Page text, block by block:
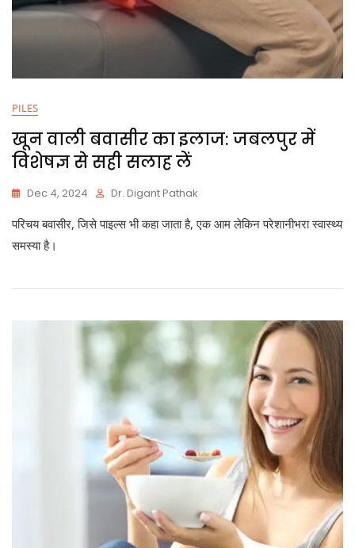
PILES
खून वाली बवासीर का इलाज: जबलपुर में
विशेषज्ञ से सही सलाह लें
Dec 4, 2024 Dr. Digant Pathak
परिचय बवासीर, जिसे पाइल्स भी कहा जाता है, एक आम लेकिन परेशानीभरा स्वास्थ्य
समस्या है।